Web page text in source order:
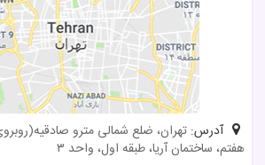
آدرس: تهران، ضلع شمالی مترو
هفتم، ساختمان آریا، طبقه اول، واحد ٣